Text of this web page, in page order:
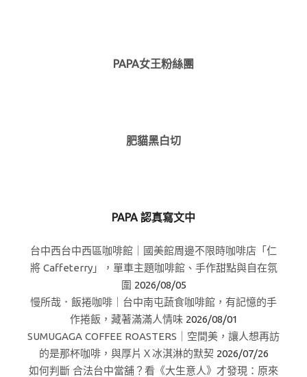
PAPA女王粉絲團
肥貓黑白切
PAPA 認真寫文中
台中西台中西區咖啡館｜國美館周邊不限時咖啡店「仁
將 Caffeterry」，單車主題咖啡館、手作甜點與自在氛
圍 2026/08/05
慢所哉．飯捲咖啡｜台中南屯蔬食咖啡館，有記憶的手
作捲飯，藏著滿滿人情味 2026/08/01
SUMUGAGA COFFEE ROASTERS｜空間美，讓人想再訪
的是那杯咖啡，與厚片Ｘ冰淇淋的默契 2026/07/26
如何判斷 合法台中當舖？看《大生意人》才發現：原來